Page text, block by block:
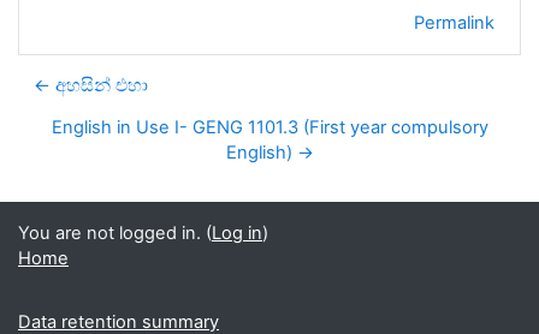
Permalink
← අහසින් එහා
English in Use I- GENG 1101.3 (First year compulsory
English) →
You are not logged in. (Log in)
Home
Data retention summary